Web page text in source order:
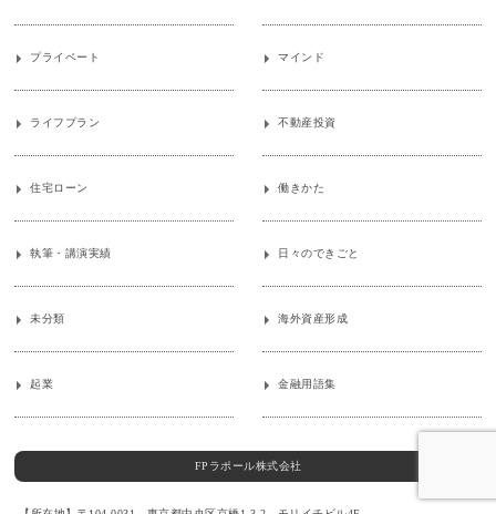
プライベート マインド
ライフプラン 不動産投資
住宅ローン 働きかた
執筆・講演実績 日々のできごと
未分類 海外資産形成
起業 金融用語集
FPラポール株式会社